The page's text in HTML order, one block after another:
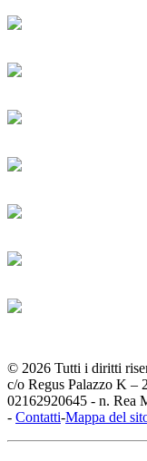
© 2026 Tutti i diritti
c/o Regus Palazzo K –
02162920645 - n. Rea
- Contatti-Mappa del